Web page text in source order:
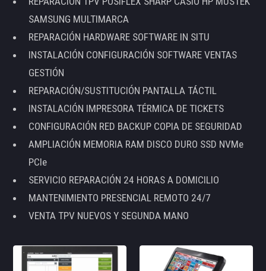
SAMSUNG MULTIMARCA
REPARACIÓN HARDWARE SOFTWARE IN SITU
INSTALACIÓN CONFIGURACIÓN SOFTWARE VENTAS
GESTIÓN
REPARACIÓN/SUSTITUCIÓN PANTALLA TÁCTIL
INSTALACIÓN IMPRESORA TÉRMICA DE TICKETS
CONFIGURACIÓN RED BACKUP COPIA DE SEGURIDAD
AMPLIACIÓN MEMORIA RAM DISCO DURO SSD NVMe
PCIe
SERVICIO REPARACIÓN 24 HORAS A DOMICILIO
MANTENIMIENTO PRESENCIAL REMOTO 24/7
VENTA TPV NUEVOS Y SEGUNDA MANO